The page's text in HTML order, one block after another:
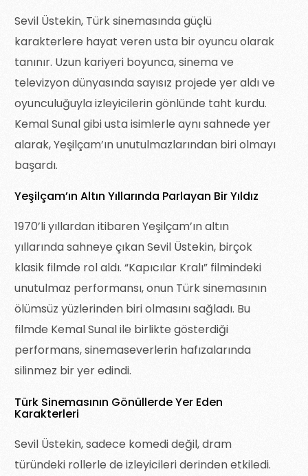
Sevil Üstekin, Türk sinemasında güçlü
karakterlere hayat veren usta bir oyuncu olarak
tanınır. Uzun kariyeri boyunca, sinema ve
televizyon dünyasında sayısız projede yer aldı ve
oyunculuğuyla izleyicilerin gönlünde taht kurdu.
Kemal Sunal gibi usta isimlerle aynı sahnede yer
alarak, Yeşilçam’ın unutulmazlarından biri olmayı
başardı.
Yeşilçam’ın Altın Yıllarında Parlayan Bir Yıldız
1970’li yıllardan itibaren Yeşilçam’ın altın
yıllarında sahneye çıkan Sevil Üstekin, birçok
klasik filmde rol aldı. “Kapıcılar Kralı” filmindeki
unutulmaz performansı, onun Türk sinemasının
ölümsüz yüzlerinden biri olmasını sağladı. Bu
filmde Kemal Sunal ile birlikte gösterdiği
performans, sinemaseverlerin hafızalarında
silinmez bir yer edindi.
Türk Sinemasının Gönüllerde Yer Eden
Karakterleri
Sevil Üstekin, sadece komedi değil, dram
türündeki rollerle de izleyicileri derinden etkiledi.